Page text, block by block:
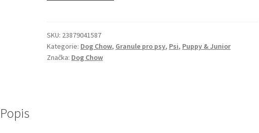
SKU: 23879041587
Kategorie: Dog Chow, Granule pro psy, Psi, Puppy & Junior
Značka: Dog Chow
Popis